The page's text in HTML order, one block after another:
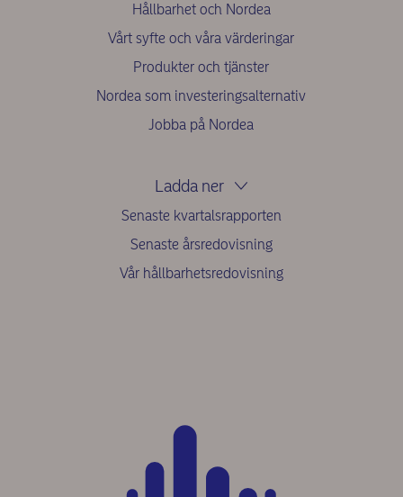
Hållbarhet och Nordea
Vårt syfte och våra värderingar
Produkter och tjänster
Nordea som investeringsalternativ
Jobba på Nordea
Ladda ner
Senaste kvartalsrapporten
Senaste årsredovisning
Vår hållbarhetsredovisning